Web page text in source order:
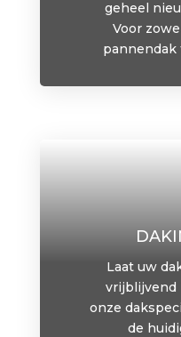
geheel
Voor
Laat uw
vrijblijvend
onze
de